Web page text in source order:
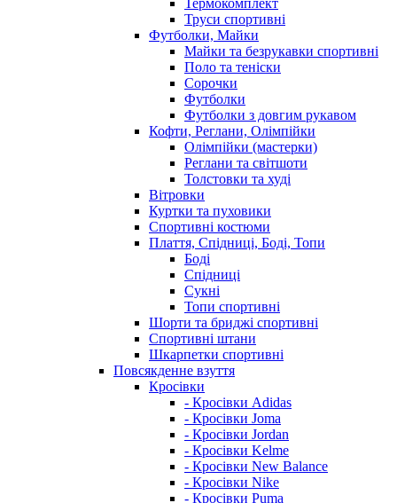
Термокомплект
Труси спортивні
Футболки, Майки
Майки та безрукавки спортивні
Поло та теніски
Сорочки
Футболки
Футболки з довгим рукавом
Кофти, Реглани, Олімпійки
Олімпійки (мастерки)
Реглани та світшоти
Толстовки та худі
Вітровки
Куртки та пуховики
Спортивні костюми
Плаття, Спідниці, Боді, Топи
Боді
Спідниці
Сукні
Топи спортивні
Шорти та бриджі спортивні
Спортивні штани
Шкарпетки спортивні
Повсякденне взуття
Кросівки
- Кросівки Adidas
- Кросівки Joma
- Кросівки Jordan
- Кросівки Kelme
- Кросівки New Balance
- Кросівки Nike
- Кросівки Puma